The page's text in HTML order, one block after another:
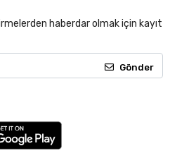
haberdar olmak için kayıt
Gönder